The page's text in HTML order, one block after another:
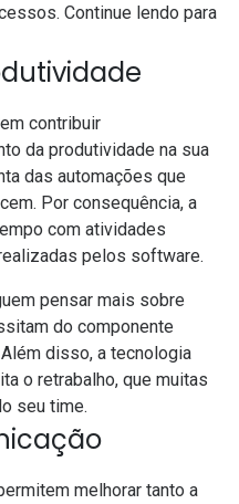
Continue lendo para
contribuir
da produtividade na sua
das automações que
Por consequência, a
com atividades
pelos software.
pensar mais sobre
do componente
disso, a tecnologia
o retrabalho, que muitas
seu time.
melhorar tanto a